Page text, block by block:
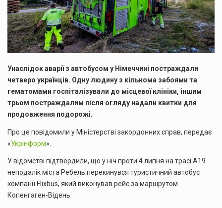
Унаслідок аварії з автобусом у Німеччині постраждали
четверо українців. Одну людину з кількома забоями та
гематомами госпіталізували до місцевої клініки, іншим
трьом постраждалим після огляду надали квитки для
продовження подорожі.
Про це повідомили у Міністерстві закордонних справ, передає
«Укрінформ».
У відомстві підтвердили, що у ніч проти 4 липня на трасі А19
неподалік міста Ребель перекинувся туристичний автобус
компанії Flixbus, який виконував рейс за маршрутом
Копенгаген-Відень.